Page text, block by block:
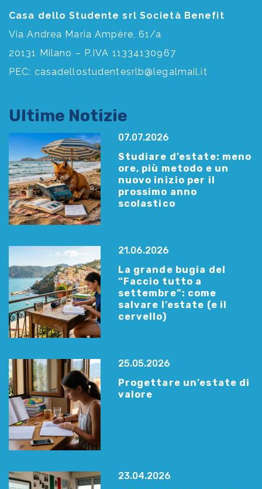
Casa dello Studente srl Società Benefit
Via Andrea Maria Ampère, 61/a
20131 Milano – P.IVA 11334130967
PEC: casadellostudentesrlb@legalmail.it
Ultime Notizie
07.07.2026
Studiare d’estate: meno
ore, più metodo e un
nuovo inizio per il
prossimo anno
scolastico
21.06.2026
La grande bugia del
“Faccio tutto a
settembre”: come
salvare l’estate (e il
cervello)
25.05.2026
Progettare un’estate di
valore
23.04.2026